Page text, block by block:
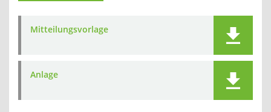
Mitteilungsvorlage
Anlage